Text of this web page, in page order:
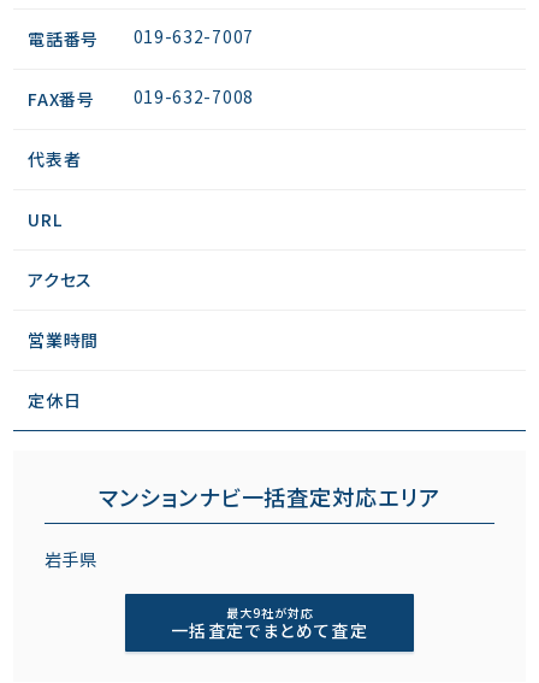
電話番号 019-632-7007
FAX番号 019-632-7008
代表者
URL
アクセス
営業時間
定休日
マンションナビ一括査定対応エリア
岩手県
最大9社が対応
一括査定でまとめて査定